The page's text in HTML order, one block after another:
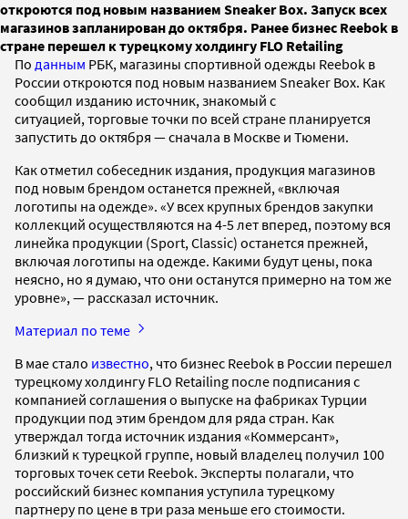
откроются под новым названием Sneaker Box. Запуск всех
магазинов запланирован до октября. Ранее бизнес Reebok в
стране перешел к турецкому холдингу FLO Retailing
По данным РБК, магазины спортивной одежды Reebok в
России откроются под новым названием Sneaker Box. Как
сообщил изданию источник, знакомый с
ситуацией, торговые точки по всей стране планируется
запустить до октября — сначала в Москве и Тюмени.
Как отметил собеседник издания, продукция магазинов
под новым брендом останется прежней, «включая
логотипы на одежде». «У всех крупных брендов закупки
коллекций осуществляются на 4-5 лет вперед, поэтому вся
линейка продукции (Sport, Classic) останется прежней,
включая логотипы на одежде. Какими будут цены, пока
неясно, но я думаю, что они останутся примерно на том же
уровне», — рассказал источник.
Материал по теме
В мае стало известно, что бизнес Reebok в России перешел
турецкому холдингу FLO Retailing после подписания с
компанией соглашения о выпуске на фабриках Турции
продукции под этим брендом для ряда стран. Как
утверждал тогда источник издания «Коммерсант»,
близкий к турецкой группе, новый владелец получил 100
торговых точек сети Reebok. Эксперты полагали, что
российский бизнес компания уступила турецкому
партнеру по цене в три раза меньше его стоимости.